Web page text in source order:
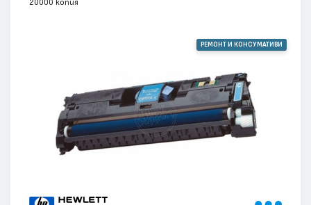
20000 копия
РЕМОНТ И КОНСУМАТИВИ